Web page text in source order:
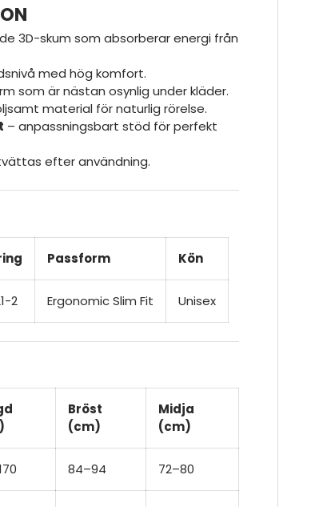
3D-skum som absorberar energi från
med hög komfort.
som är nästan osynlig under kläder.
material för naturlig rörelse.
– anpassningsbart stöd för perfekt
efter användning.
Passform Kön
2 Ergonomic Slim Fit Unisex
Bröst
(cm)
Midja
(cm)
84–94 72–80